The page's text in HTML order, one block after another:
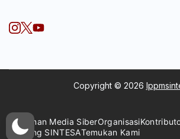
Copyright © 2026
Pedoman Media SiberOrganisasi
Tentang SINTESATemukan Kami